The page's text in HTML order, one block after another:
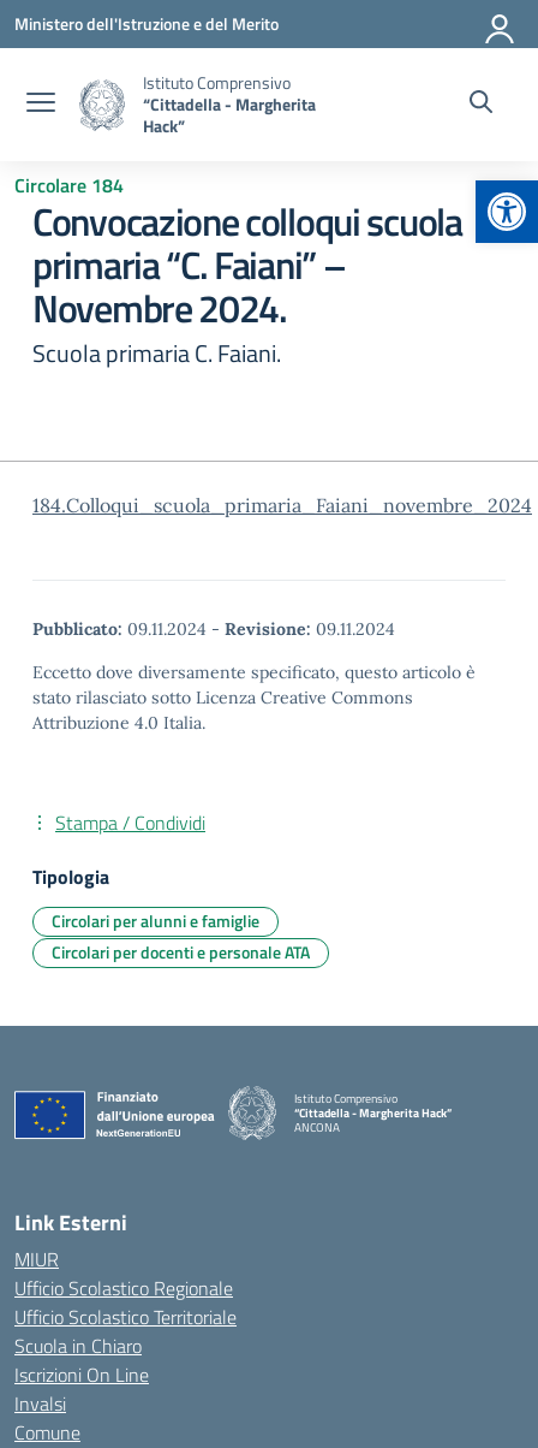
Vai ai contenuti
Vai al menu di navigazione
Vai al footer
Ministero dell'Istruzione e del Merito
Istituto Comprensivo
“Cittadella - Margherita
Hack”
Circolare 184
Convocazione colloqui scuola
primaria “C. Faiani” –
Novembre 2024.
Scuola primaria C. Faiani.
184.Colloqui_scuola_primaria_Faiani_novembre_2024
Pubblicato: 09.11.2024 - Revisione: 09.11.2024
Eccetto dove diversamente specificato, questo articolo è
stato rilasciato sotto Licenza Creative Commons
Attribuzione 4.0 Italia.
Stampa / Condividi
Tipologia
Circolari per alunni e famiglie
Circolari per docenti e personale ATA
Istituto Comprensivo
“Cittadella - Margherita Hack”
ANCONA
Link Esterni
MIUR
Ufficio Scolastico Regionale
Ufficio Scolastico Territoriale
Scuola in Chiaro
Iscrizioni On Line
Invalsi
Comune